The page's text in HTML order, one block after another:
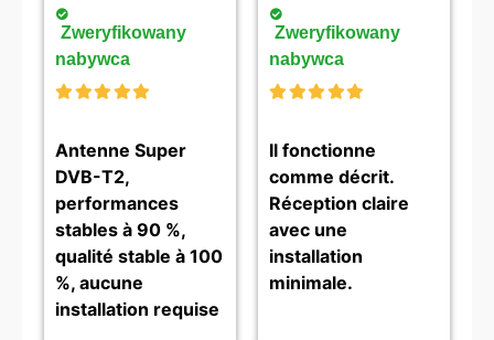
Zweryfikowany
nabywca
Antenne Super
DVB-T2,
performances
stables à 90 %,
qualité stable à 100
%, aucune
installation requise
Zweryfikowany
nabywca
Il fonctionne
comme décrit.
Réception claire
avec une
installation
minimale.